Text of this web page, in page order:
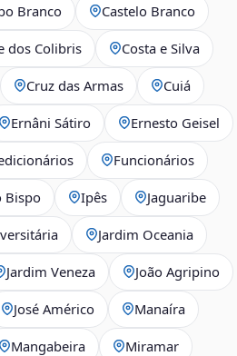
Branco Castelo Branco
dos Colibris Costa e Silva
Cruz das Armas Cuiá
Ernâni Sátiro Ernesto Geisel
Funcionários
Bispo Ipês Jaguaribe
Jardim Oceania
Jardim Veneza João Agripino
José Américo Manaíra
Mangabeira Miramar